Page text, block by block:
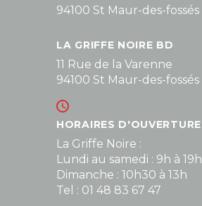
94100 St Maur-des-fossés
LA GRIFFE NOIRE BD
11 Rue de la Varenne
94100 St Maur-des-fossés
HORAIRES D'OUVERTURE
La Griffe Noire :
Lundi au samedi : 9h à 19h
Dimanche : 10h30 à 13h
Tel : 01 48 83 67 47